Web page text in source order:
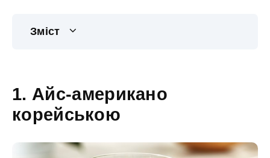
Зміст
1. Айс-американо
корейською